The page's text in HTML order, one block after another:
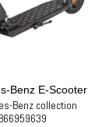
Benz E-Scooter
Benz collection